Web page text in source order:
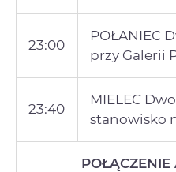
23:00
POŁANIEC
przy Galerii
23:40
MIELEC
stanowisko